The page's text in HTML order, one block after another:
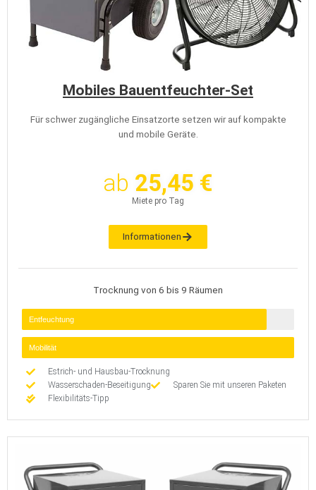
Mobiles Bauentfeuchter-Set
Für schwer zugängliche Einsatzorte setzen wir auf kompakte
und mobile Geräte.
ab 25,45 €
Miete pro Tag
Informationen
Trocknung von 6 bis 9 Räumen
Entfeuchtung
Mobilität
Estrich- und Hausbau-Trocknung
Wasserschaden-Beseitigung
Sparen Sie mit unseren Paketen
Flexibilitäts-Tipp